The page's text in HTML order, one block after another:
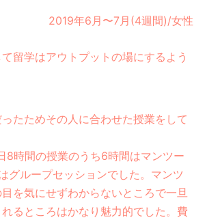
2019年6月〜7月(4週間)/女性
留学はアウトプットの場にするよう
ったためその人に合わせた授業をして
8時間の授業のうち6時間はマンツー
グループセッションでした。マンツ
を気にせずわからないところで一旦
るところはかなり魅力的でした。費